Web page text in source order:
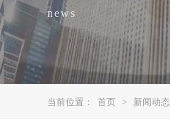
news
当前位置： 首页 > 新闻动态